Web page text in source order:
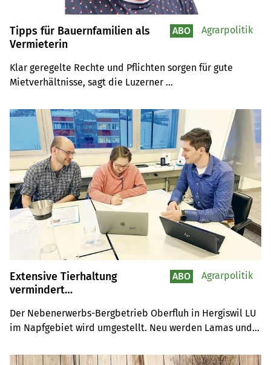
Tipps für Bauernfamilien als
Vermieterin
Klar geregelte Rechte und Pflichten sorgen für gute
Mietverhältnisse, sagt die Luzerner
gibt zum Thema Weiterbildungskurse am Luzerner BBZN.
ABO Agrarpolitik
Extensive Tierhaltung
vermindert
Der Nebenerwerbs-Bergbetrieb Oberfluh in Hergiswil LU
im Napfgebiet wird umgestellt. Neu werden Lamas und
Das soll auch die Ammoniakemissionen senken, im
ABO Agrarpolitik